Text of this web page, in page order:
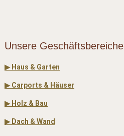
Unsere Geschäftsbereiche
▶ Haus & Garten
▶ Carports & Häuser
▶ Holz & Bau
▶ Dach & Wand